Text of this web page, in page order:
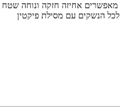
אחיזה חזקה ונוחה
הנשקים עם מסילת פיקטין